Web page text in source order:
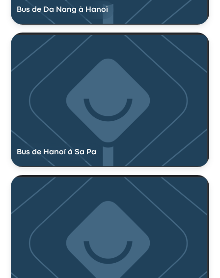
Bus de Da Nang à Hanoï
Bus de Hanoï à Sa Pa